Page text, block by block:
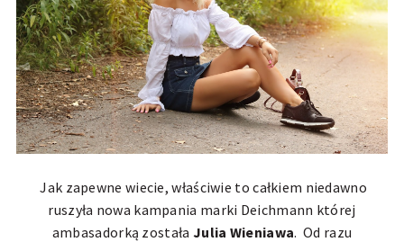
Jak zapewne wiecie, właściwie to całkiem niedawno
ruszyła nowa kampania marki Deichmann której
ambasadorką została Julia Wieniawa. Od razu